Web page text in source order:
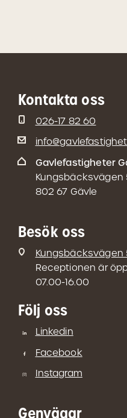
Kontakta oss
026-17 82 60
Gavlefastigheter
Kungsbäcksvägen
802 67 Gävle
Besök oss
Kungsbäcksvägen
Receptionen är
07.00-16.00
Följ oss
Linkedin
Facebook
Instagram